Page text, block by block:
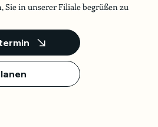
in unserer Filiale begrüßen zu